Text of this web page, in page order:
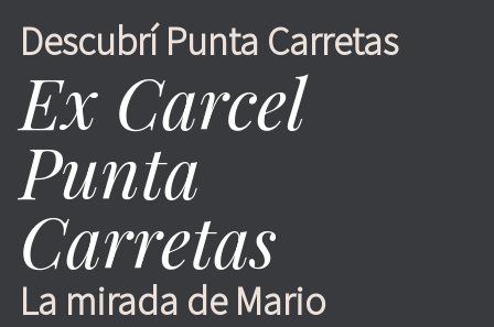
Descubrí Punta Carretas
Ex Carcel
Punta
Carretas
La mirada de Mario